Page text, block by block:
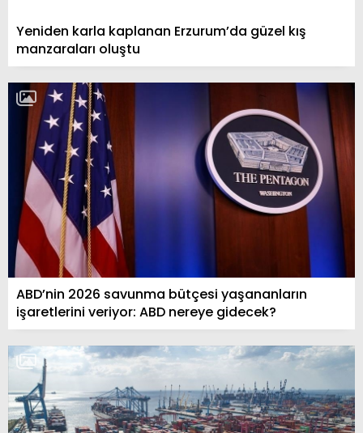
Yeniden karla kaplanan Erzurum’da güzel kış
manzaraları oluştu
ABD’nin 2026 savunma bütçesi yaşananların
işaretlerini veriyor: ABD nereye gidecek?